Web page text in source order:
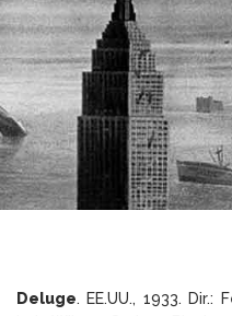
Deluge. EE.UU., 1933. Dir.: